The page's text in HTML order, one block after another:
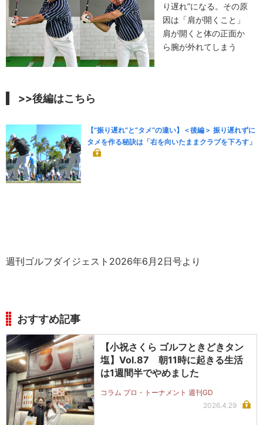
り遅れ”になる。その原
因は「肩が開くこと」
肩が開くと体の正面か
ら腕が外れてしまう
>>後編はこちら
【“振り遅れ”と“タメ”の違い】＜後編＞ 振り遅れずに
タメを作る秘訣は「右を向いたままクラブを下ろす」
週刊ゴルフダイジェスト2026年6月2日号より
おすすめ記事
【小祝さくら ゴルフときどきタン
塩】Vol.87 朝11時に起きる生活
は1週間半でやめました
コラム プロ・トーナメント 週刊GD
2026.4.29